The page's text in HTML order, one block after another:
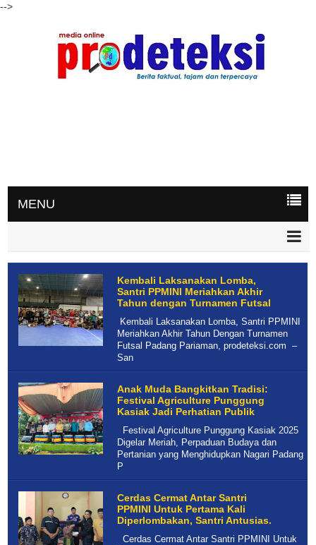
-->
MENU
Kembali Laksanakan Lomba,
Santri PPMINI Meriahkan Akhir
Tahun dengan Turnamen Futsal
Kembali Laksanakan Lomba, Santri PPMINI
Meriahkan Akhir Tahun Dengan Turnamen
Futsal Padang Pariaman, prodeteksi.com –
San
Anak Muda Bangkitkan Tradisi:
Festival Agriculture Punggung
Kasiak Jadi Perhatian Publik
Festival Agriculture Punggung Kasiak 2025
Digelar Meriah, Perpaduan Budaya dan
Pertanian yang Menghidupkan Nagari Padang
P
Cerdas Cermat Antar Santri
PPMINI Untuk Pertama Kali
Diperlombakan, Santri Antusias.
Cerdas Cermat Antar Santri PPMINI Untuk